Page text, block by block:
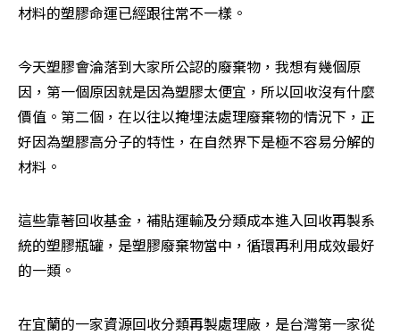
材料的塑膠命運已經跟往常不一樣。
今天塑膠會淪落到大家所公認的廢棄物，我想有幾個原
因，第一個原因就是因為塑膠太便宜，所以回收沒有什麼
價值。第二個，在以往以掩埋法處理廢棄物的情況下，正
好因為塑膠高分子的特性，在自然界下是極不容易分解的
材料。
這些靠著回收基金，補貼運輸及分類成本進入回收再製系
統的塑膠瓶罐，是塑膠廢棄物當中，循環再利用成效最好
的一類。
在宜蘭的一家資源回收分類再製處理廠，是台灣第一家從